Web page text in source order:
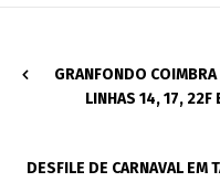
GRANFONDO
LINHAS 14, 17,
DESFILE DE CARNAVAL EM